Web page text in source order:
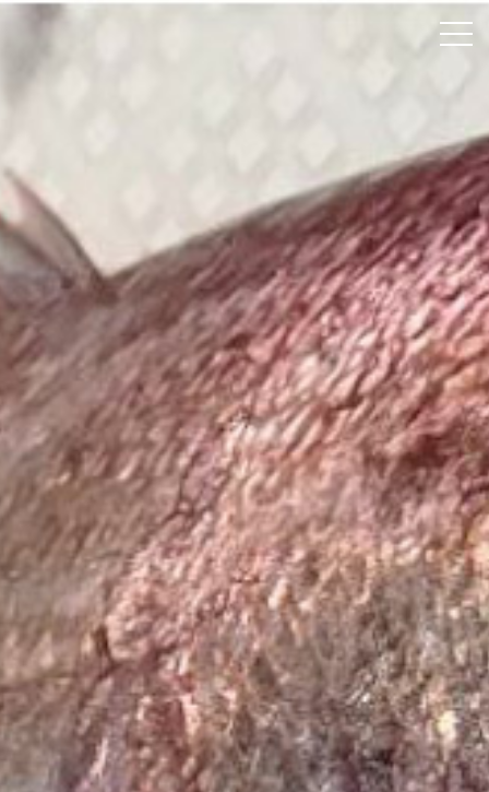
ホーム
料金案内
よくあるご質問
アクセス
お問い合わせ
Instagram